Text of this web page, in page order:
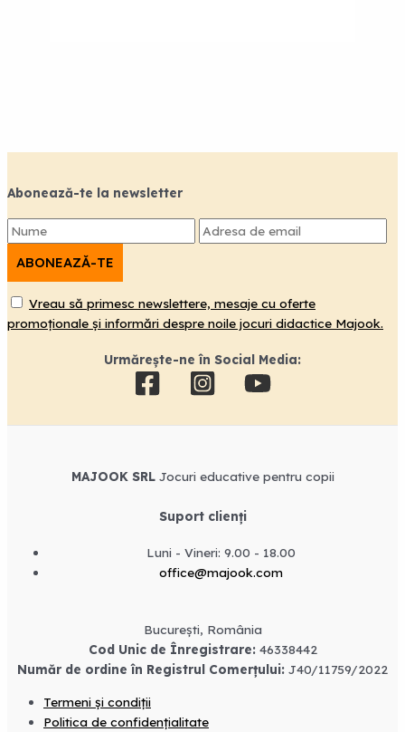
Abonează-te la newsletter
Vreau să primesc newslettere, mesaje cu oferte
promoționale și informări despre noile jocuri didactice Majook.
Urmărește-ne în Social Media:
MAJOOK SRLJocuri educative pentru copii
Suport clienți
Luni - Vineri: 9.00 - 18.00
office@majook.com
București, România
Cod Unic de Înregistrare:46338442
Număr de ordine în Registrul Comerțului: J40/11759/2022
Termeni și condiții
Politica de confidențialitate